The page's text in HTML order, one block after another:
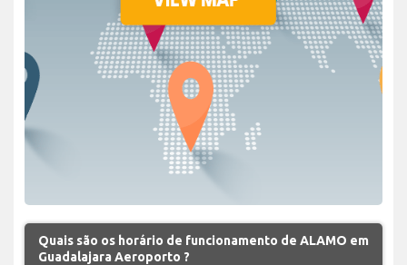
Quais são os horário de funcionamento de ALAMO em
Guadalajara Aeroporto ?